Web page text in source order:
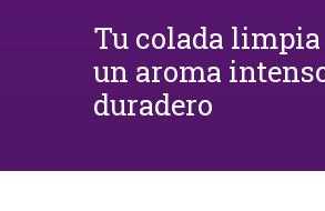
Tu colada
un aroma
duradero